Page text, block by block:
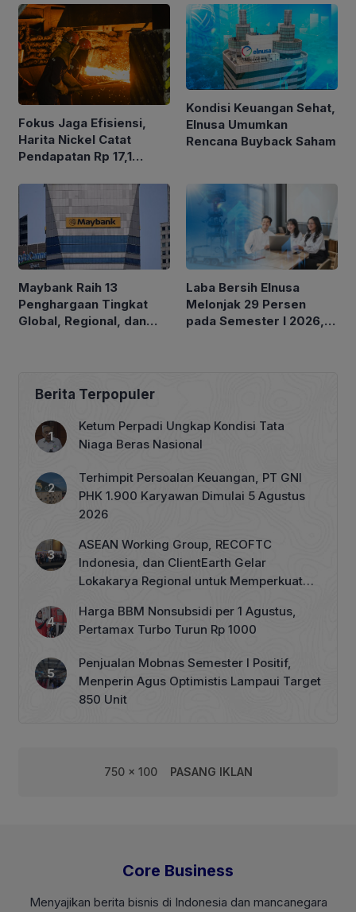
untuk Memperkuat Tata
Kelola Perhutanan Sosial
Fokus Jaga Efisiensi,
Harita Nickel Catat
Pendapatan Rp 17,1
2026
Kondisi Keuangan Sehat,
Elnusa Umumkan
Rencana Buyback Saham
Maybank Raih 13
Penghargaan Tingkat
Global, Regional, dan
Laba Bersih Elnusa
Melonjak 29 Persen
pada Semester I 2026,
Berita Terpopuler
Ketum Perpadi Ungkap Kondisi Tata
Niaga Beras Nasional
Terhimpit Persoalan Keuangan, PT GNI
PHK 1.900 Karyawan Dimulai 5 Agustus
2026
ASEAN Working Group, RECOFTC
Indonesia, dan ClientEarth Gelar
Lokakarya Regional untuk Memperkuat
Harga BBM Nonsubsidi per 1 Agustus,
Pertamax Turbo Turun Rp 1000
Penjualan Mobnas Semester I Positif,
Menperin Agus Optimistis Lampaui Target
850 Unit
750 x 100 PASANG IKLAN
Core Business
Menyajikan berita bisnis di Indonesia dan mancanegara